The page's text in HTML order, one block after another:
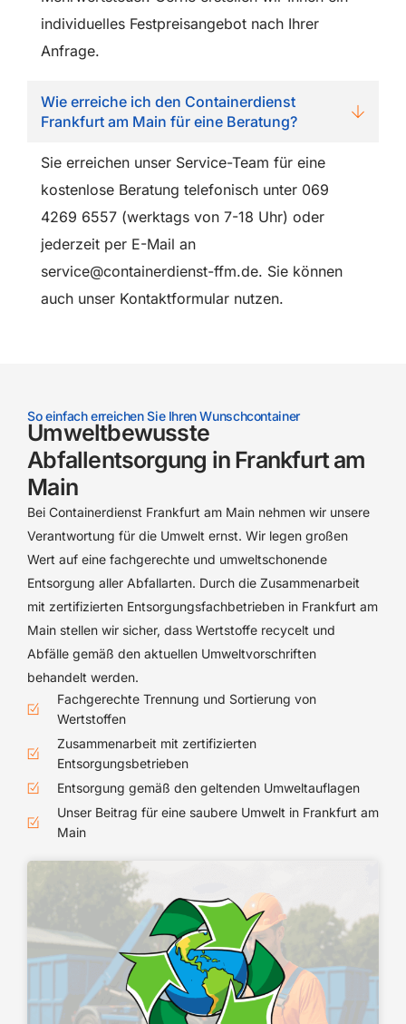
individuelles Festpreisangebot nach Ihrer
Anfrage.
Wie erreiche ich den Containerdienst
Frankfurt am Main für eine Beratung?
Sie erreichen unser Service-Team für eine
kostenlose Beratung telefonisch unter 069
4269 6557 (werktags von 7-18 Uhr) oder
jederzeit per E-Mail an
service@containerdienst-ffm.de. Sie können
auch unser Kontaktformular nutzen.
So einfach erreichen Sie Ihren Wunschcontainer
Umweltbewusste
Abfallentsorgung in Frankfurt am
Main
Bei Containerdienst Frankfurt am Main nehmen wir unsere
Verantwortung für die Umwelt ernst. Wir legen großen
Wert auf eine fachgerechte und umweltschonende
Entsorgung aller Abfallarten. Durch die Zusammenarbeit
mit zertifizierten Entsorgungsfachbetrieben in Frankfurt am
Main stellen wir sicher, dass Wertstoffe recycelt und
Abfälle gemäß den aktuellen Umweltvorschriften
behandelt werden.
Fachgerechte Trennung und Sortierung von
Wertstoffen
Zusammenarbeit mit zertifizierten
Entsorgungsbetrieben
Entsorgung gemäß den geltenden Umweltauflagen
Unser Beitrag für eine saubere Umwelt in Frankfurt am
Main